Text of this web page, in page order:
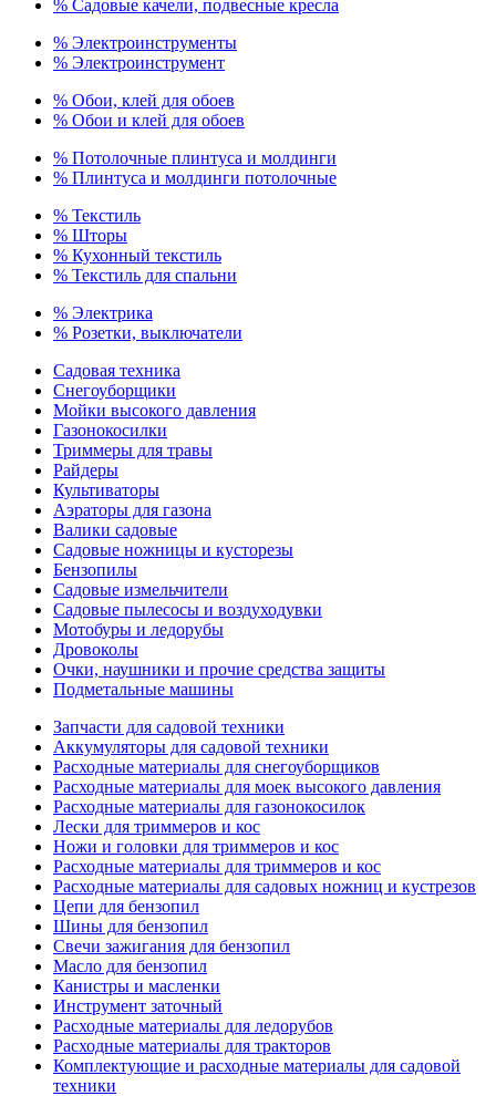
% Садовые качели, подвесные кресла
% Электроинструменты
% Электроинструмент
% Обои, клей для обоев
% Обои и клей для обоев
% Потолочные плинтуса и молдинги
% Плинтуса и молдинги потолочные
% Текстиль
% Шторы
% Кухонный текстиль
% Текстиль для спальни
% Электрика
% Розетки, выключатели
Садовая техника
Снегоуборщики
Мойки высокого давления
Газонокосилки
Триммеры для травы
Райдеры
Культиваторы
Аэраторы для газона
Валики садовые
Садовые ножницы и кусторезы
Бензопилы
Садовые измельчители
Садовые пылесосы и воздуходувки
Мотобуры и ледорубы
Дровоколы
Очки, наушники и прочие средства защиты
Подметальные машины
Запчасти для садовой техники
Аккумуляторы для садовой техники
Расходные материалы для снегоуборщиков
Расходные материалы для моек высокого давления
Расходные материалы для газонокосилок
Лески для триммеров и кос
Ножи и головки для триммеров и кос
Расходные материалы для триммеров и кос
Расходные материалы для садовых ножниц и кустрезов
Цепи для бензопил
Шины для бензопил
Свечи зажигания для бензопил
Масло для бензопил
Канистры и масленки
Инструмент заточный
Расходные материалы для ледорубов
Расходные материалы для тракторов
Комплектующие и расходные материалы для садовой
техники